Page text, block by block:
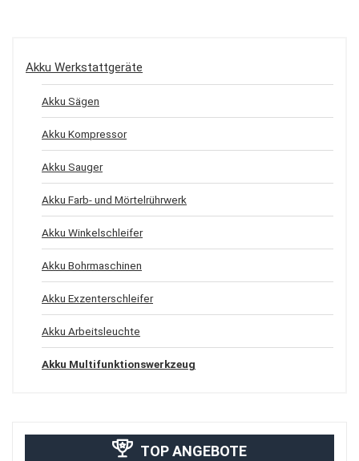
Akku Werkstattgeräte
Akku Sägen
Akku Kompressor
Akku Sauger
Akku Farb- und Mörtelrührwerk
Akku Winkelschleifer
Akku Bohrmaschinen
Akku Exzenterschleifer
Akku Arbeitsleuchte
Akku Multifunktionswerkzeug
TOP ANGEBOTE